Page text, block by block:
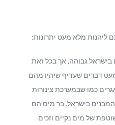
ליהנות מלא מעט יתרונות:
בישראל גבוהה, אך בכל זאת
דברים שעדיף שיהיו מהם
כמו שבמערכת צינורות
בישראל. בר מים הם
של מים נקיים וזכים